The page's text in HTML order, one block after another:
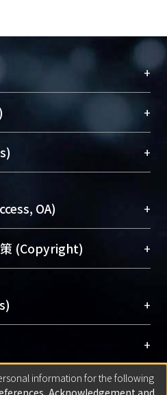
+
列，為永久珍藏及向國際
及學術能量，圖書館整合
庫（AH）不同功能平
scholars。期能整合研
and promote researcher
Library integrates the
with “Academic
+
Library)
+
OA) +
提升資訊取用性的社會運
透過將研究著作公開供使
研究發展、提升研究影響
深入了解OA）
(Copyright) +
入者所有，或由第三方贊
該版權所有者及第三方同
the submission is your
you have the right to
+
Manual)
Service)
+
機中心帳號登入
+
information for the following
Acknowledgement and